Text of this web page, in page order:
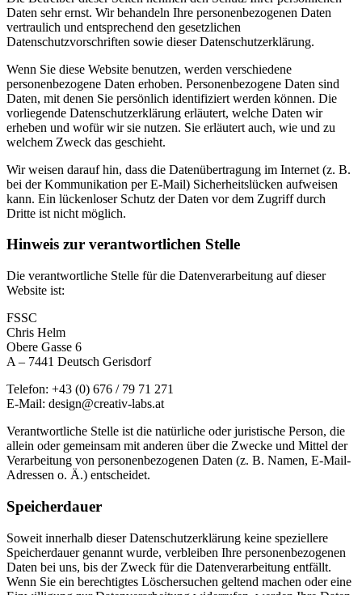
Daten sehr ernst. Wir behandeln Ihre personenbezogenen Daten
vertraulich und entsprechend den gesetzlichen
Datenschutzvorschriften sowie dieser Datenschutzerklärung.
Wenn Sie diese Website benutzen, werden verschiedene
personenbezogene Daten erhoben. Personenbezogene Daten sind
Daten, mit denen Sie persönlich identifiziert werden können. Die
vorliegende Datenschutzerklärung erläutert, welche Daten wir
erheben und wofür wir sie nutzen. Sie erläutert auch, wie und zu
welchem Zweck das geschieht.
Wir weisen darauf hin, dass die Datenübertragung im Internet (z. B.
bei der Kommunikation per E-Mail) Sicherheitslücken aufweisen
kann. Ein lückenloser Schutz der Daten vor dem Zugriff durch
Dritte ist nicht möglich.
Hinweis zur verantwortlichen Stelle
Die verantwortliche Stelle für die Datenverarbeitung auf dieser
Website ist:
FSSC
Chris Helm
Obere Gasse 6
A – 7441 Deutsch Gerisdorf
Telefon: +43 (0) 676 / 79 71 271
E-Mail: design@creativ-labs.at
Verantwortliche Stelle ist die natürliche oder juristische Person, die
allein oder gemeinsam mit anderen über die Zwecke und Mittel der
Verarbeitung von personenbezogenen Daten (z. B. Namen, E-Mail-
Adressen o. Ä.) entscheidet.
Speicherdauer
Soweit innerhalb dieser Datenschutzerklärung keine speziellere
Speicherdauer genannt wurde, verbleiben Ihre personenbezogenen
Daten bei uns, bis der Zweck für die Datenverarbeitung entfällt.
Wenn Sie ein berechtigtes Löschersuchen geltend machen oder eine